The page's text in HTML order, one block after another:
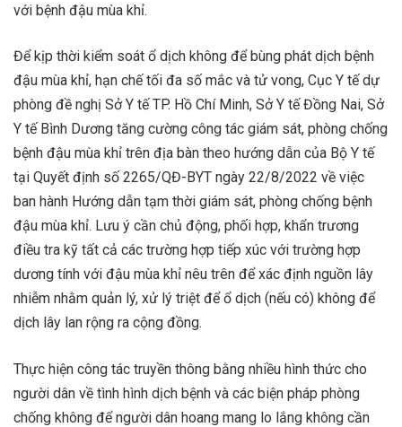
với bệnh đậu mùa khỉ.
Để kịp thời kiểm soát ổ dịch không để bùng phát dịch bệnh
đậu mùa khỉ, hạn chế tối đa số mắc và tử vong, Cục Y tế dự
phòng đề nghị Sở Y tế TP. Hồ Chí Minh, Sở Y tế Đồng Nai, Sở
Y tế Bình Dương tăng cường công tác giám sát, phòng chống
bệnh đậu mùa khỉ trên địa bàn theo hướng dẫn của Bộ Y tế
tại Quyết định số 2265/QĐ-BYT ngày 22/8/2022 về việc
ban hành Hướng dẫn tạm thời giám sát, phòng chống bệnh
đậu mùa khỉ. Lưu ý cần chủ động, phối hợp, khẩn trương
điều tra kỹ tất cả các trường hợp tiếp xúc với trường hợp
dương tính với đậu mùa khỉ nêu trên để xác định nguồn lây
nhiễm nhằm quản lý, xử lý triệt để ổ dịch (nếu có) không để
dịch lây lan rộng ra cộng đồng.
Thực hiện công tác truyền thông bằng nhiều hình thức cho
người dân về tình hình dịch bệnh và các biện pháp phòng
chống không để người dân hoang mang lo lắng không cần